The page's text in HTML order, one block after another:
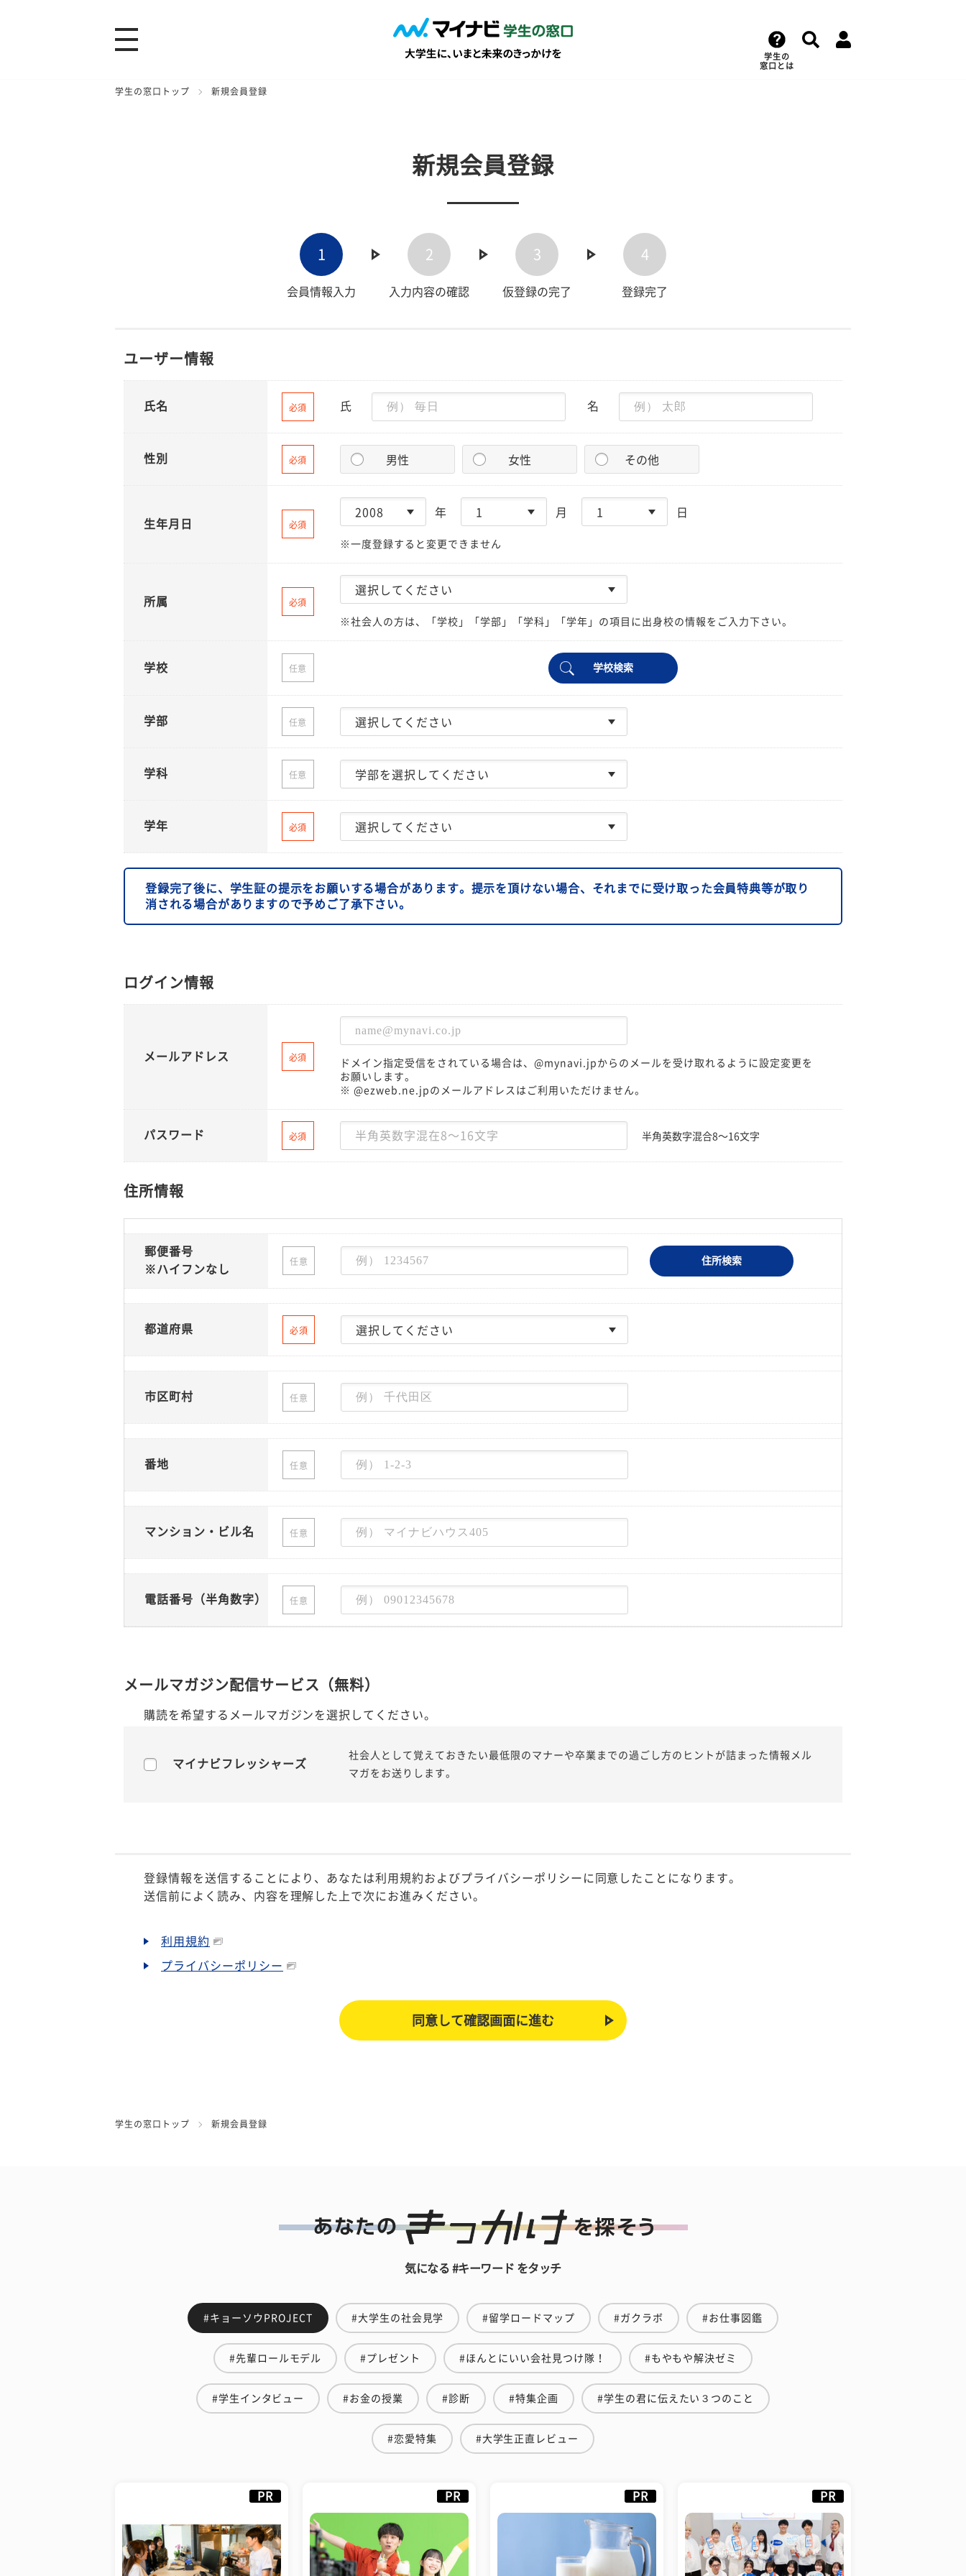
学生の
窓口とは
学生の窓口トップ 新規会員登録
新規会員登録
1
会員情報入力
2
入力内容の確認
3
仮登録の完了
4
登録完了
ユーザー情報
氏名 必須 氏 名
性別 必須 男性 女性 その他
生年月日 必須
年 月 日
※一度登録すると変更できません
所属 必須
※社会人の方は、「学校」「学部」「学科」「学年」の項目に出身校の情報をご入力下さい。
学校 任意 学校検索
学部 任意
学科 任意
学年 必須
登録完了後に、学生証の提示をお願いする場合があります。提示を頂けない場合、それまでに受け取った会員特典等が取り
消される場合がありますので予めご了承下さい。
ログイン情報
メールアドレス 必須
ドメイン指定受信をされている場合は、@mynavi.jpからのメールを受け取れるように設定変更を
お願いします。
※ @ezweb.ne.jpのメールアドレスはご利用いただけません。
パスワード 必須 半角英数字混合8〜16文字
住所情報
郵便番号
※ハイフンなし
任意 住所検索
都道府県 必須
市区町村 任意
番地 任意
マンション・ビル名 任意
電話番号（半角数字） 任意
メールマガジン配信サービス（無料）
購読を希望するメールマガジンを選択してください。
マイナビフレッシャーズ
社会人として覚えておきたい最低限のマナーや卒業までの過ごし方のヒントが詰まった情報メル
マガをお送りします。
登録情報を送信することにより、あなたは利用規約およびプライバシーポリシーに同意したことになります。
送信前によく読み、内容を理解した上で次にお進みください。
利用規約
プライバシーポリシー
学生の窓口トップ 新規会員登録
気になる #キーワード をタッチ
#キョーソウPROJECT #大学生の社会見学 #留学ロードマップ #ガクラボ #お仕事図鑑
#先輩ロールモデル #プレゼント #ほんとにいい会社見つけ隊！ #もやもや解決ゼミ
#学生インタビュー #お金の授業 #診断 #特集企画 #学生の君に伝えたい３つのこと
#恋愛特集 #大学生正直レビュー
PR PR PR PR